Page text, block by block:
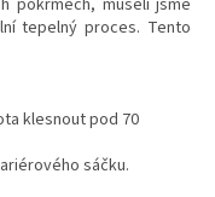
tepelný proces. Tento
klesnout pod 70
sáčku.